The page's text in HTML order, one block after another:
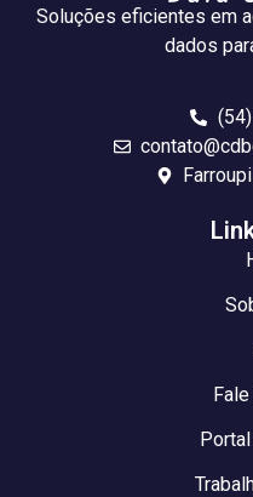
Soluções eficientes em
dados